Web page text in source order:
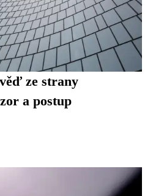
ze strany
a postup